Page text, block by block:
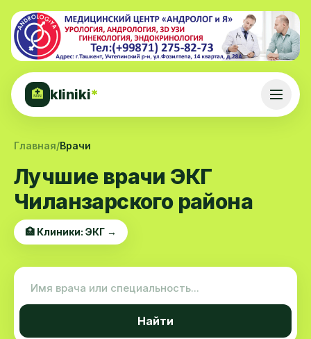
🏥 kliniki*
Главная/Врачи
Лучшие врачи ЭКГ
Чиланзарского района
🏥 Клиники: ЭКГ →
Найти